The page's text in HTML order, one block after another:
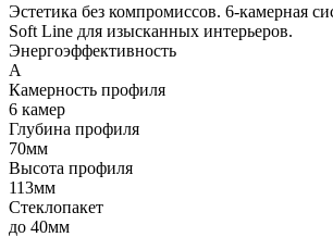
Эстетика без компромиссов. 6-камерная
Soft Line для изысканных интерьеров.
Энергоэффективность
A
Камерность профиля
6 камер
Глубина профиля
70мм
Высота профиля
113мм
Стеклопакет
до 40мм